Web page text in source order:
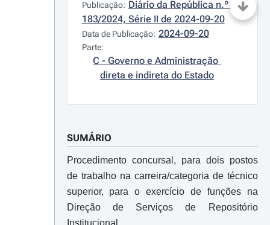
Publicação: Diário da República n.º
183/2024, Série II de 2024-09-20
Data de Publicação: 2024-09-20
Parte:
C - Governo e Administração
direta e indireta do Estado
SUMÁRIO
Procedimento concursal, para dois postos
de trabalho na carreira/categoria de técnico
superior, para o exercício de funções na
Direção de Serviços de Repositório
Institucional.